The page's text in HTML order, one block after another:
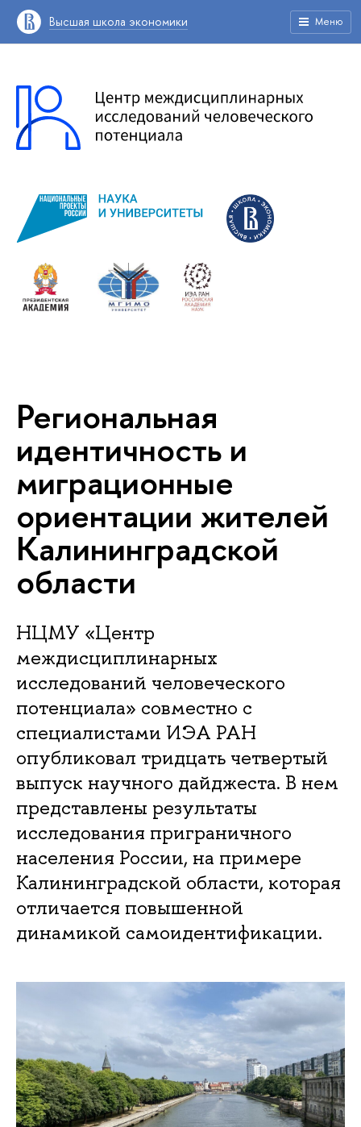
Высшая школа экономики Меню
Региональная
идентичность и
миграционные
ориентации жителей
Калининградской
области
НЦМУ «Центр
междисциплинарных
исследований человеческого
потенциала» совместно с
специалистами ИЭА РАН
опубликовал тридцать четвертый
выпуск научного дайджеста. В нем
представлены результаты
исследования приграничного
населения России, на примере
Калининградской области, которая
отличается повышенной
динамикой самоидентификации.